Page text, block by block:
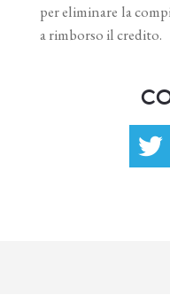
per eliminare la
a rimborso il credito.